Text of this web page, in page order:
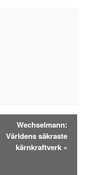
Wechselmann:
Världens säkraste
kärnkraftverk »